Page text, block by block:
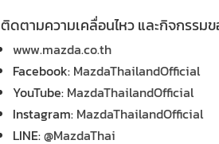
ติดตามความเคลื่อนไหว และกิจกรรม
www.mazda.co.th
Facebook: MazdaThailandOfficial
YouTube: MazdaThailandOfficial
Instagram: MazdaThailandOfficial
LINE:@MazdaThai